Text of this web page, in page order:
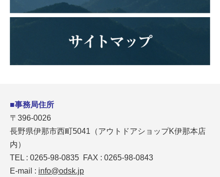
■事務局住所
〒396-0026
長野県伊那市西町5041（アウトドアショップK伊那本店
内）
TEL : 0265-98-0835 FAX : 0265-98-0843
E-mail : info@odsk.jp